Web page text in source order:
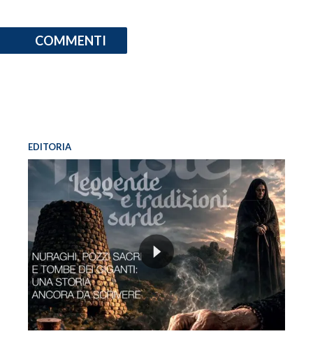
COMMENTI
EDITORIA